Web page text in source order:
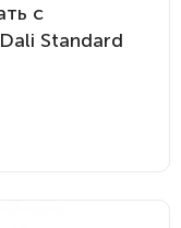
с
Standard